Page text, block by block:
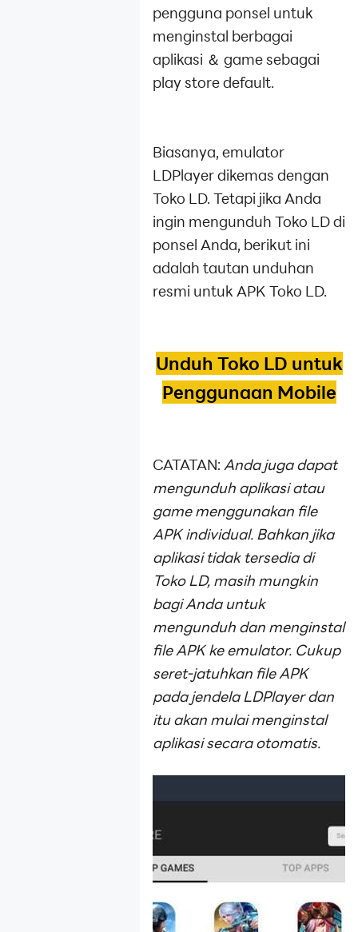
pengguna ponsel untuk
menginstal berbagai
aplikasi ＆ game sebagai
play store default.
Biasanya, emulator
LDPlayer dikemas dengan
Toko LD. Tetapi jika Anda
ingin mengunduh Toko LD di
ponsel Anda, berikut ini
adalah tautan unduhan
resmi untuk APK Toko LD.
Unduh Toko LD untuk
Penggunaan Mobile
CATATAN: Anda juga dapat
mengunduh aplikasi atau
game menggunakan file
APK individual. Bahkan jika
aplikasi tidak tersedia di
Toko LD, masih mungkin
bagi Anda untuk
mengunduh dan menginstal
file APK ke emulator. Cukup
seret-jatuhkan file APK
pada jendela LDPlayer dan
itu akan mulai menginstal
aplikasi secara otomatis.